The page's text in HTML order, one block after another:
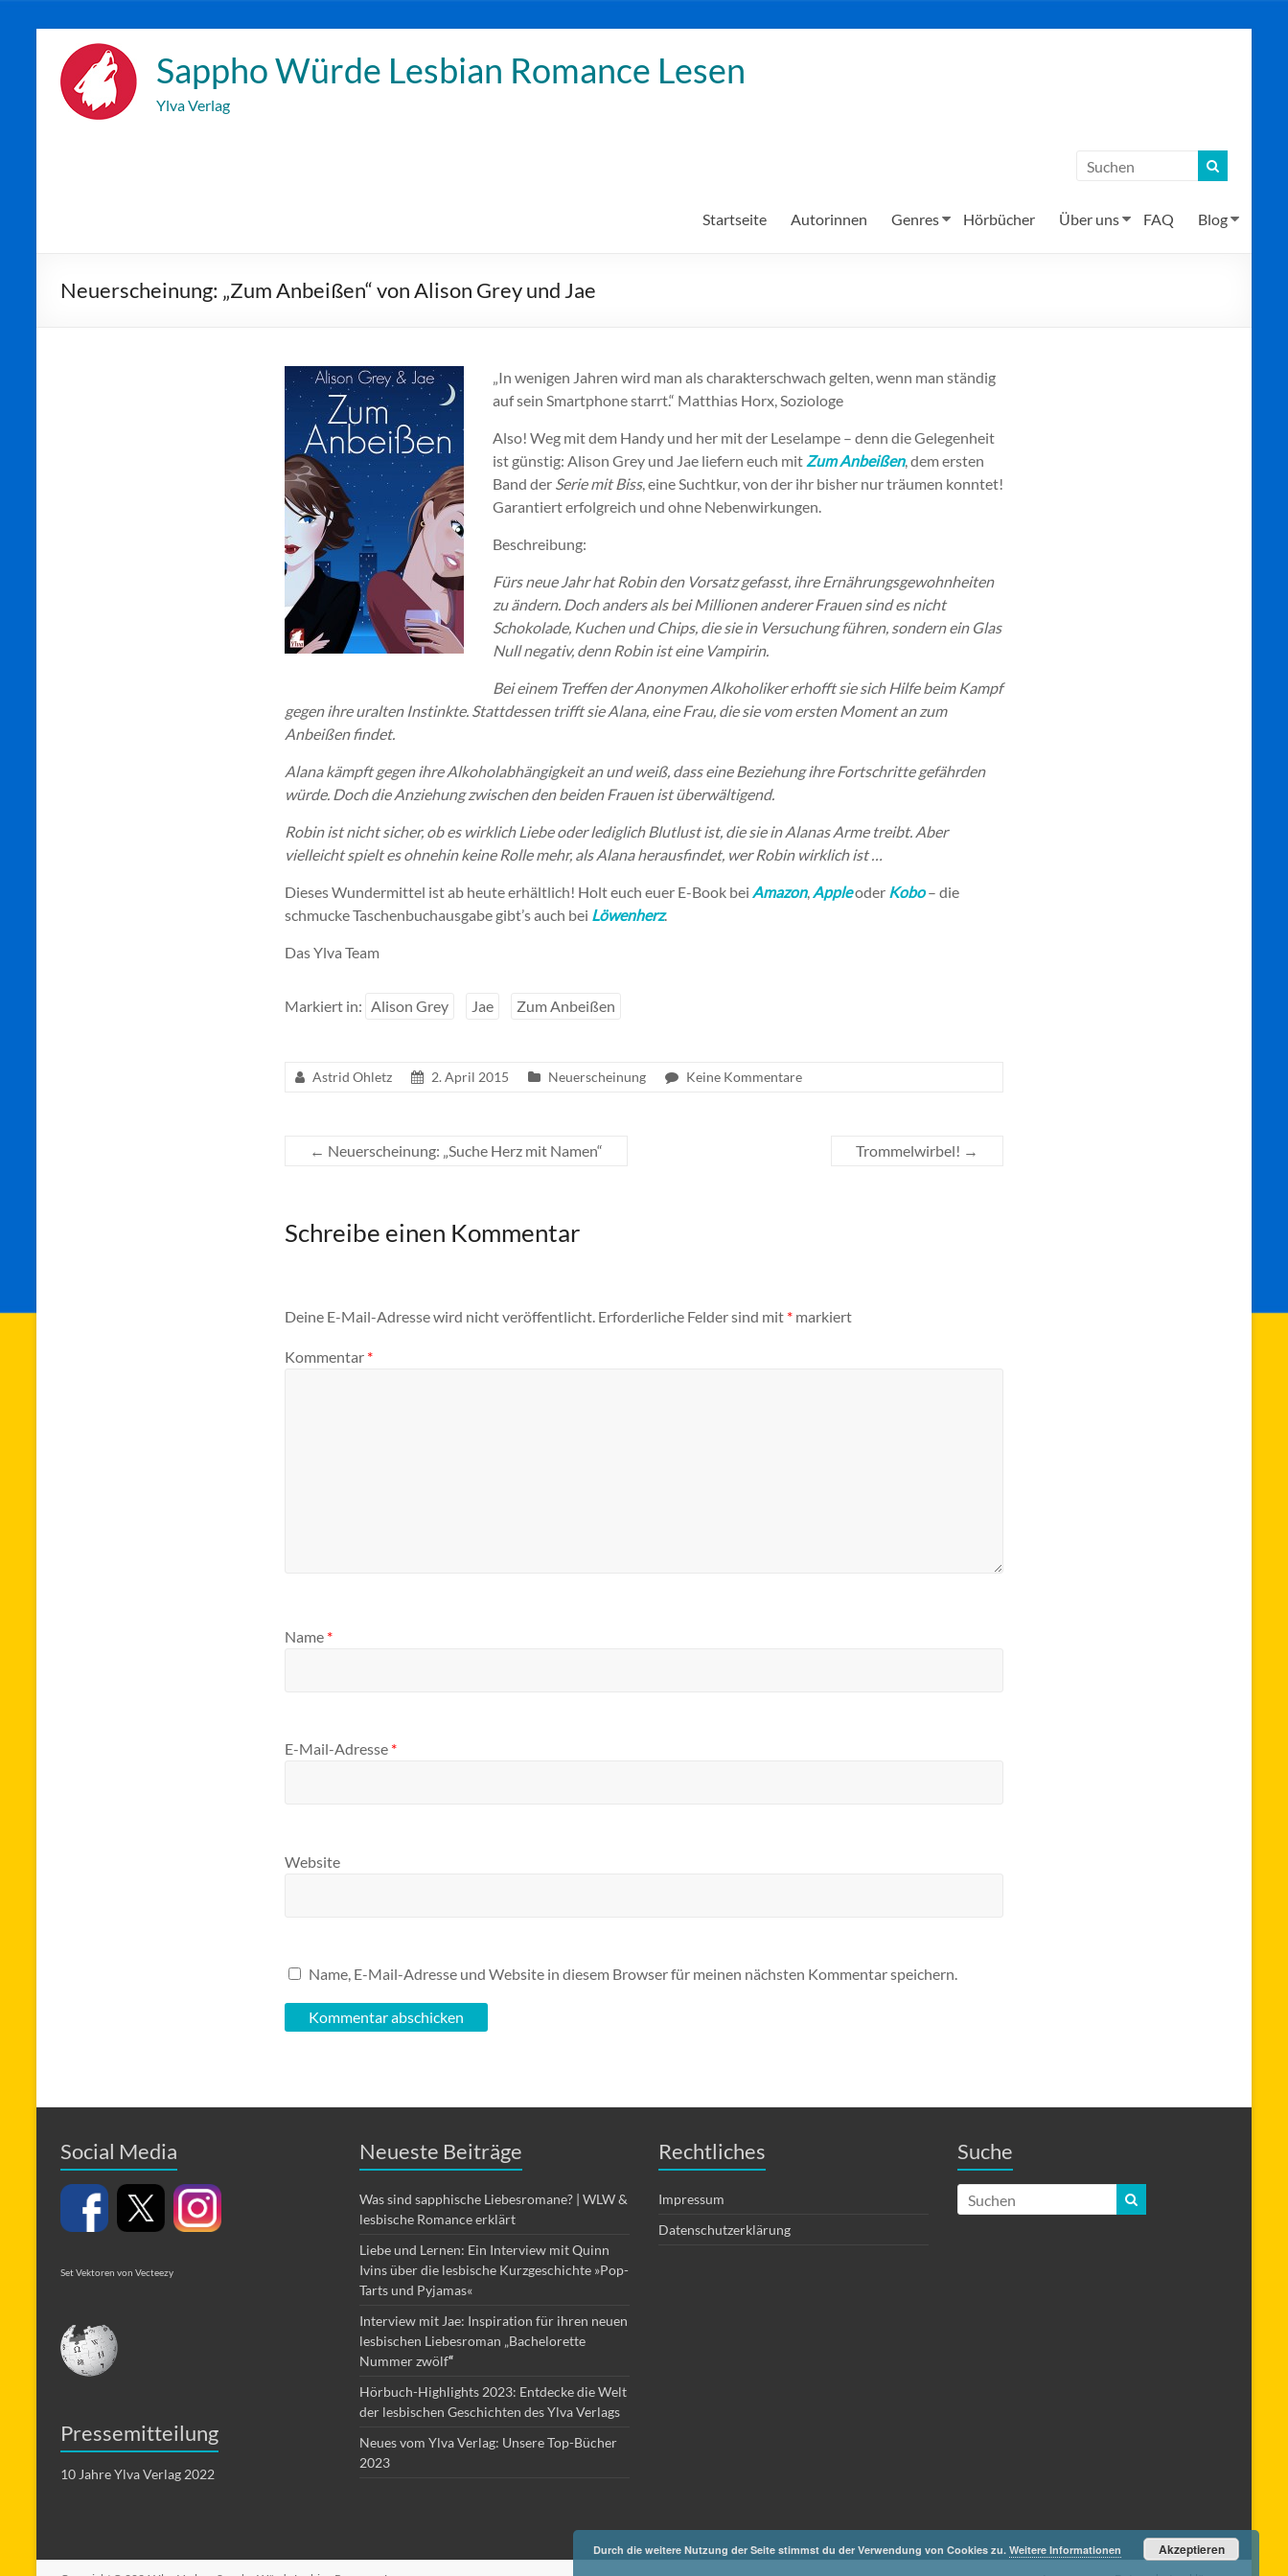
Inhalt
wechseln
Sappho Würde Lesbian Romance Lesen
Ylva Verlag
Startseite Autorinnen Genres Hörbücher Über uns FAQ Blog
Neuerscheinung: „Zum Anbeißen“ von Alison Grey und Jae
„In wenigen Jahren wird man als charakterschwach gelten, wenn man ständig
auf sein Smartphone starrt.“ Matthias Horx, Soziologe
Also! Weg mit dem Handy und her mit der Leselampe – denn die Gelegenheit
ist günstig: Alison Grey und Jae liefern euch mit Zum Anbeißen, dem ersten
Band der Serie mit Biss, eine Suchtkur, von der ihr bisher nur träumen konntet!
Garantiert erfolgreich und ohne Nebenwirkungen.
Beschreibung:
Fürs neue Jahr hat Robin den Vorsatz gefasst, ihre Ernährungsgewohnheiten
zu ändern. Doch anders als bei Millionen anderer Frauen sind es nicht
Schokolade, Kuchen und Chips, die sie in Versuchung führen, sondern ein Glas
Null negativ, denn Robin ist eine Vampirin.
Bei einem Treffen der Anonymen Alkoholiker erhofft sie sich Hilfe beim Kampf
gegen ihre uralten Instinkte. Stattdessen trifft sie Alana, eine Frau, die sie vom ersten Moment an zum
Anbeißen findet.
Alana kämpft gegen ihre Alkoholabhängigkeit an und weiß, dass eine Beziehung ihre Fortschritte gefährden
würde. Doch die Anziehung zwischen den beiden Frauen ist überwältigend.
Robin ist nicht sicher, ob es wirklich Liebe oder lediglich Blutlust ist, die sie in Alanas Arme treibt. Aber
vielleicht spielt es ohnehin keine Rolle mehr, als Alana herausfindet, wer Robin wirklich ist …
Dieses Wundermittel ist ab heute erhältlich! Holt euch euer E-Book bei Amazon,Appleoder Kobo– die
schmucke Taschenbuchausgabe gibt’s auch bei Löwenherz.
Das Ylva Team
Markiert in: Alison Grey Jae Zum Anbeißen
Astrid Ohletz 2. April 2015 Neuerscheinung Keine Kommentare
← Neuerscheinung: „Suche Herz mit Namen“ Trommelwirbel! →
Schreibe einen Kommentar
Deine E-Mail-Adresse wird nicht veröffentlicht. Erforderliche Felder sind mit * markiert
Kommentar *
Name *
E-Mail-Adresse *
Website
Name, E-Mail-Adresse und Website in diesem Browser für meinen nächsten Kommentar speichern.
Social Media
Set Vektoren von Vecteezy
Pressemitteilung
10 Jahre Ylva Verlag 2022
Neueste Beiträge
Was sind sapphische Liebesromane? | WLW &
lesbische Romance erklärt
Liebe und Lernen: Ein Interview mit Quinn
Ivins über die lesbische Kurzgeschichte »Pop-
Tarts und Pyjamas«
Interview mit Jae: Inspiration für ihren neuen
lesbischen Liebesroman „Bachelorette
Nummer zwölf“
Hörbuch-Highlights 2023: Entdecke die Welt
der lesbischen Geschichten des Ylva Verlags
Neues vom Ylva Verlag: Unsere Top-Bücher
2023
Rechtliches
Impressum
Datenschutzerklärung
Suche
Durch die weitere Nutzung der Seite stimmst du der Verwendung von Cookies zu. Weitere Informationen Akzeptieren